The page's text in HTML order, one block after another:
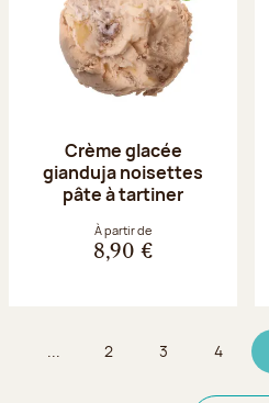
Crème glacée
gianduja noisettes
pâte à tartiner
À partir de
8,90 €
... Page
2 Page
3 Page
4